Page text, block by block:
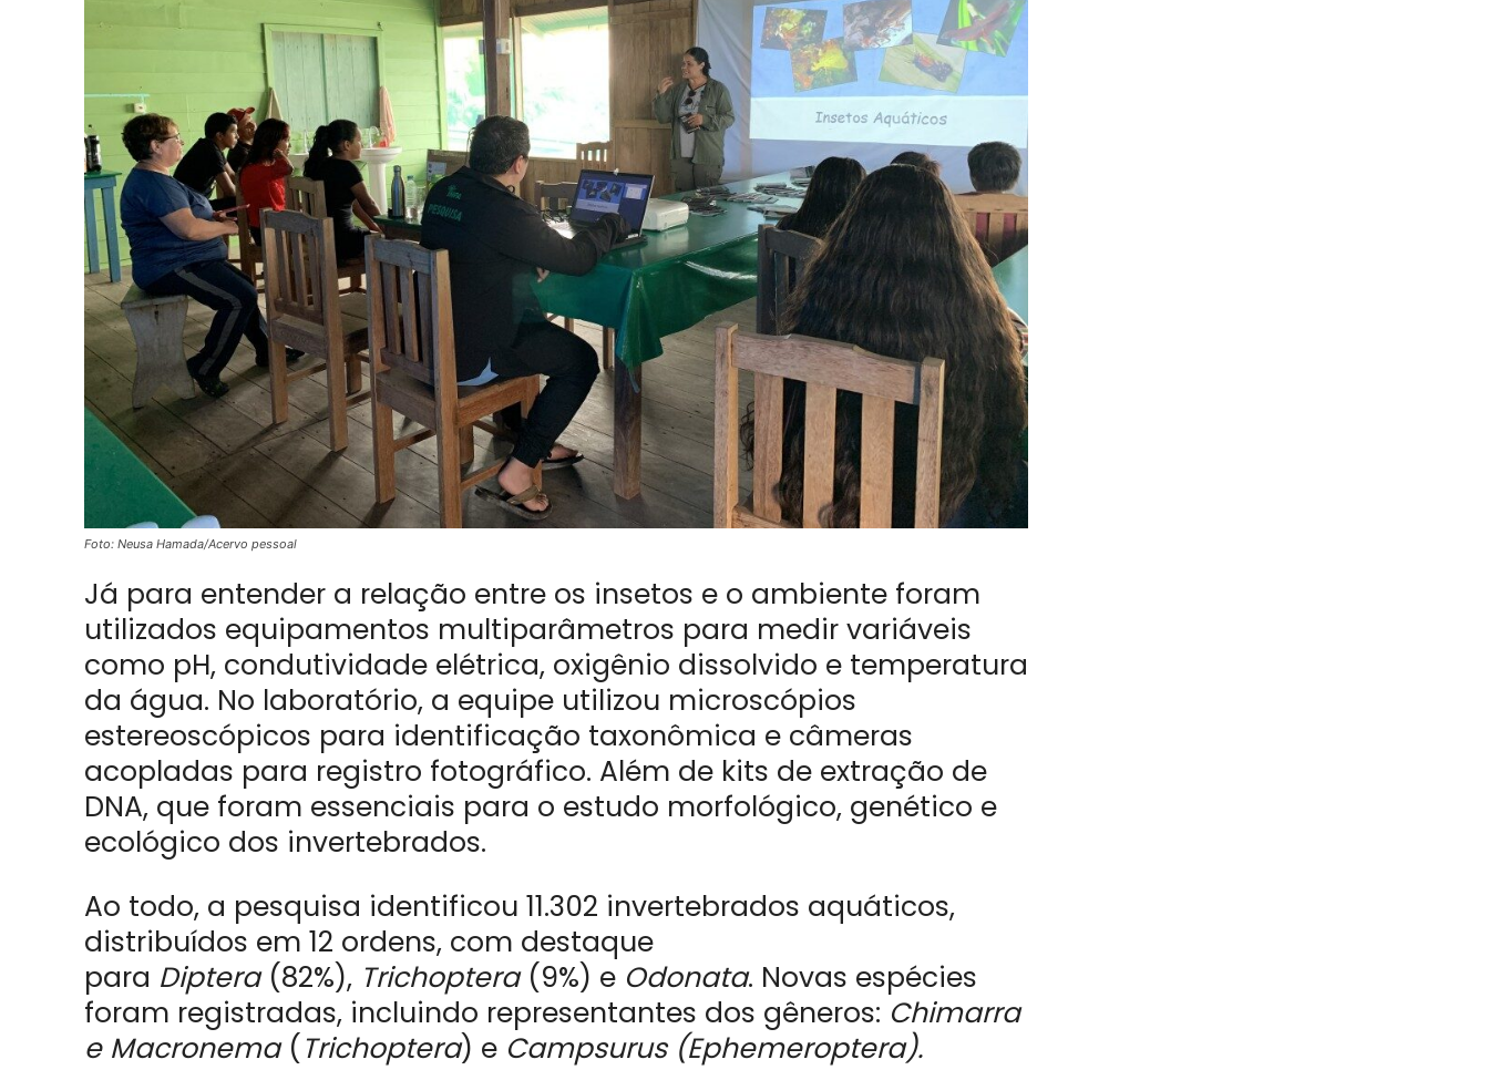
Foto: Neusa Hamada/Acervo pessoal
Já para entender a relação entre os insetos e o ambiente foram
utilizados equipamentos multiparâmetros para medir variáveis
como pH, condutividade elétrica, oxigênio dissolvido e temperatura
da água. No laboratório, a equipe utilizou microscópios
estereoscópicos para identificação taxonômica e câmeras
acopladas para registro fotográfico. Além de kits de extração de
DNA, que foram essenciais para o estudo morfológico, genético e
ecológico dos invertebrados.
Ao todo, a pesquisa identificou 11.302 invertebrados aquáticos,
distribuídos em 12 ordens, com destaque
para Diptera(82%), Trichoptera(9%) e Odonata. Novas espécies
foram registradas, incluindo representantes dos gêneros: Chimarra
e Macronema( Trichoptera) e Campsurus (Ephemeroptera).